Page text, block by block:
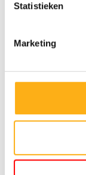
Statistieken
Marketing